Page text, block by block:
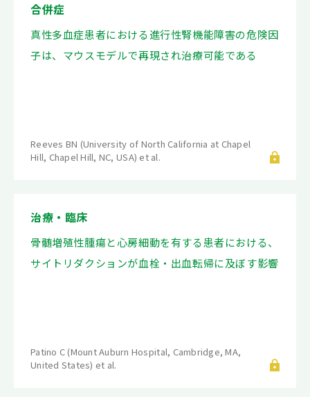
合併症
真性多血症患者における進行性腎機能障害の危険因
子は、マウスモデルで再現され治療可能である
Reeves BN (University of North California at Chapel
Hill, Chapel Hill, NC, USA) et al.
治療・臨床
骨髄増殖性腫瘍と心房細動を有する患者における、
サイトリダクションが血栓・出血転帰に及ぼす影響
Patino C (Mount Auburn Hospital, Cambridge, MA,
United States) et al.